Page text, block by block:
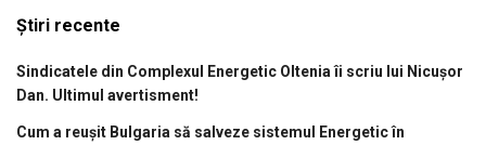
Știri recente
Sindicatele din Complexul Energetic Oltenia îi scriu lui Nicușor
Dan. Ultimul avertisment!
Cum a reușit Bulgaria să salveze sistemul Energetic în